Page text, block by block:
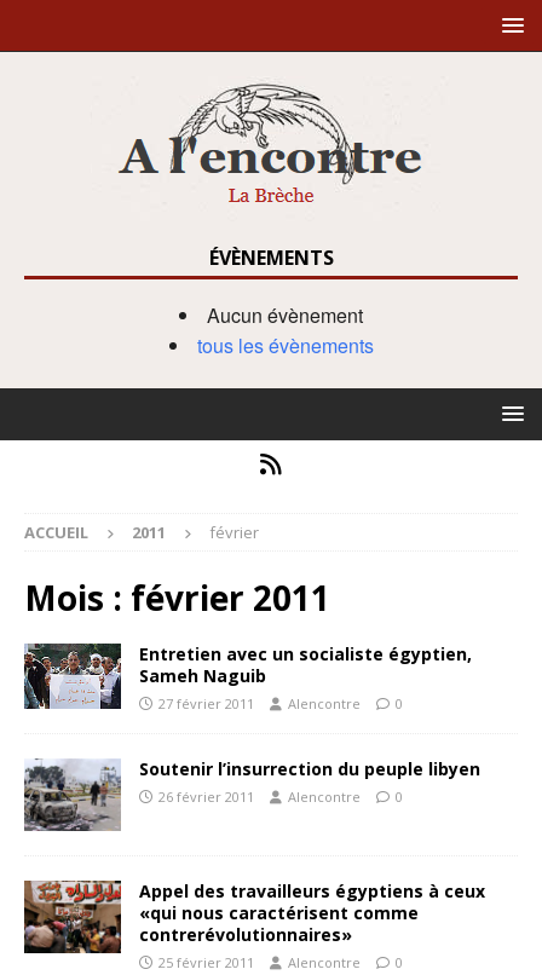
ÉVÈNEMENTS
Aucun évènement
tous les évènements
ACCUEIL 2011 février
Mois : février 2011
Entretien avec un socialiste égyptien,
Sameh Naguib
27 février 2011 Alencontre 0
Soutenir l’insurrection du peuple libyen
26 février 2011 Alencontre 0
Appel des travailleurs égyptiens à ceux
«qui nous caractérisent comme
contrerévolutionnaires»
25 février 2011 Alencontre 0